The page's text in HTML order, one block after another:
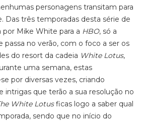
personagens transitam para
Das três temporadas desta série de
por Mike White para a HBO, só a
passa no verão, com o foco a ser os
do resort da cadeia White Lotus,
uma semana, estas
por diversas vezes, criando
intrigas que terão a sua resolução no
White Lotusficas logo a saber qual
sendo que no início do